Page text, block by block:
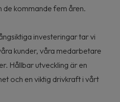
kommande fem åren.
investeringar tar vi
kunder, våra medarbetare
Hållbar utveckling är en
och en viktig drivkraft i vårt